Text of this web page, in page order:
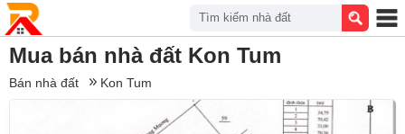
Mua bán nhà đất Kon Tum
Bán nhà đất Kon Tum
Tìm kiếm nhà đất